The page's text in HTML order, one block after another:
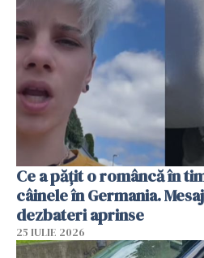
Ce a pățit o româncă în
câinele în Germania.
dezbateri aprinse
25 IULIE 2026